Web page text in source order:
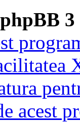
3
acest